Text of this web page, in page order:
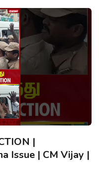
|
Issue | CM Vijay |